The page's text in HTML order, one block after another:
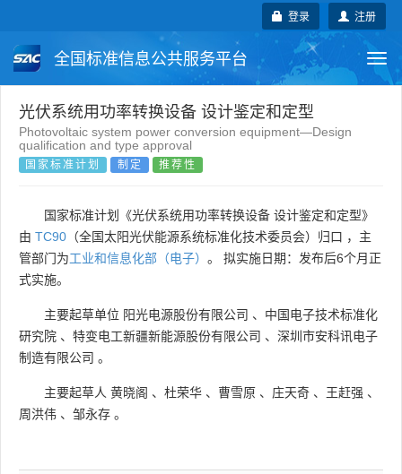
注册
登录
全国标准信息公共服务平台
国家标准 行业标准 地方标准
团体标准 企业标准
光伏系统用功率转换设备 设计鉴定和定型
Photovoltaic system power conversion equipment—Design
qualification and type approval
国家标准计划 制定 推荐性
国家标准计划《光伏系统用功率转换设备 设计鉴定和定型》
由 TC90 （全国太阳光伏能源系统标准化技术委员会）归口 ，主
管部门为工业和信息化部（电子） 。 拟实施日期：发布后6个月正
式实施。
主要起草单位 阳光电源股份有限公司 、 中国电子技术标准化
研究院 、 特变电工新疆新能源股份有限公司 、 深圳市安科讯电子
制造有限公司 。
主要起草人 黄晓阁 、 杜荣华 、 曹雪原 、 庄天奇 、 王赶强 、
周洪伟 、 邹永存 。